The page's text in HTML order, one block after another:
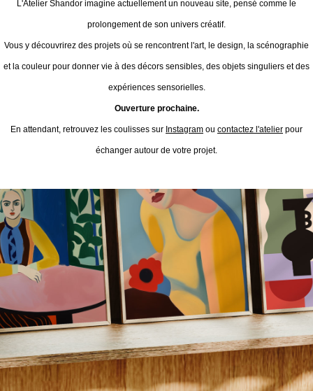
L'Atelier Shandor imagine actuellement un nouveau site, pensé comme le
prolongement de son univers créatif.
Vous y découvrirez des projets où se rencontrent l'art, le design, la scénographie
et la couleur pour donner vie à des décors sensibles, des objets singuliers et des
expériences sensorielles.
Ouverture prochaine.
En attendant, retrouvez les coulisses sur Instagram ou contactez l'atelier pour
échanger autour de votre projet.